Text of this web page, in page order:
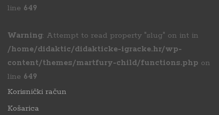
line 649
Warning: Attempt to read property "slug" on int in
/home/didaktic/didakticke-igracke.hr/wp-
content/themes/martfury-child/functions.php on
line 649
Korisnički račun
Košarica